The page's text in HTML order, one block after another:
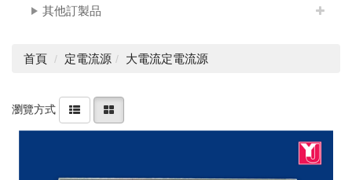
其他訂製品
首頁 定電流源 大電流定電流源
瀏覽方式